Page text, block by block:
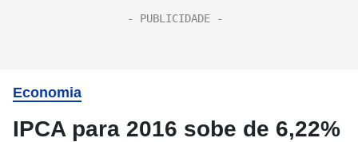
Economia
IPCA para 2016 sobe de 6,22%